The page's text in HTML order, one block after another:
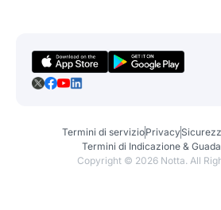
Termini di servizioPrivacy
Termini di Indicazione &
Copyright © 2026 Notta. All